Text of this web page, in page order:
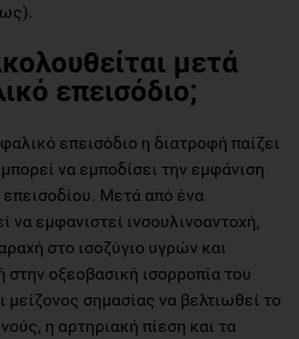
μετά
επεισόδιο;
επεισόδιο η διατροφή παίζει
να εμποδίσει την εμφάνιση
Μετά από ένα
να εμφανιστεί ινσουλινοαντοχή,
στο ισοζύγιο υγρών και
οξεοβασική ισορροπία του
μείζονος σημασίας να βελτιωθεί το
η αρτηριακή πίεση και τα